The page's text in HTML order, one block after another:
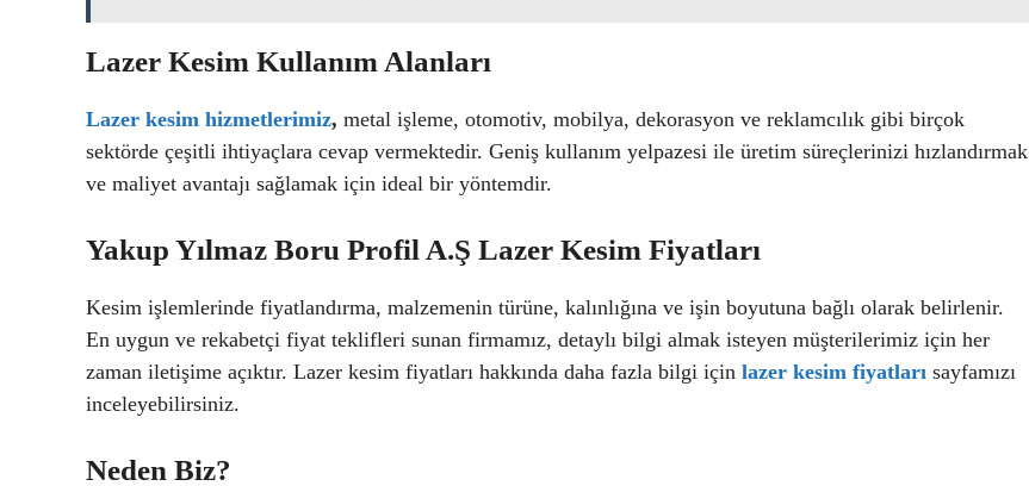
Lazer Kesim Kullanım Alanları
Lazer kesim hizmetlerimiz, metal işleme, otomotiv, mobilya, dekorasyon ve reklamcılık gibi birçok
sektörde çeşitli ihtiyaçlara cevap vermektedir. Geniş kullanım yelpazesi ile üretim süreçlerinizi hızlandırmak
ve maliyet avantajı sağlamak için ideal bir yöntemdir.
Yakup Yılmaz Boru Profil A.Ş Lazer Kesim Fiyatları
Kesim işlemlerinde fiyatlandırma, malzemenin türüne, kalınlığına ve işin boyutuna bağlı olarak belirlenir.
En uygun ve rekabetçi fiyat teklifleri sunan firmamız, detaylı bilgi almak isteyen müşterilerimiz için her
zaman iletişime açıktır. Lazer kesim fiyatları hakkında daha fazla bilgi için lazer kesim fiyatları sayfamızı
inceleyebilirsiniz.
Neden Biz?